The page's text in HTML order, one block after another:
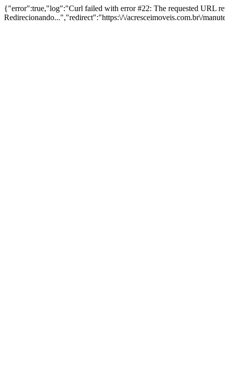
{"error":true,"log":"Curl failed with error #22: The requested URL
Redirecionando...","redirect":"https:\/\/acresceimoveis.com.br\/